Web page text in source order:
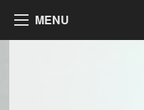
MENU